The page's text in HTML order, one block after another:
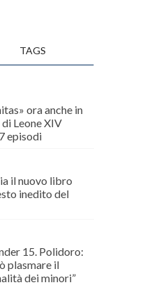
TAGS
ora anche in
Leone XIV
episodi
il nuovo libro
inedito del
15. Polidoro:
plasmare il
dei minori”